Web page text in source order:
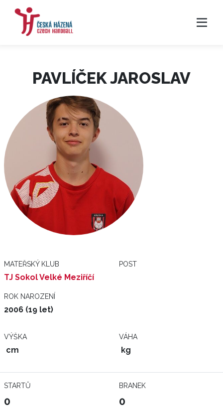
PAVLÍČEK JAROSLAV
MATEŘSKÝ KLUB
TJ Sokol Velké Meziříčí
POST
ROK NAROZENÍ
2006 (19 let)
VÝŠKA
cm
VÁHA
kg
STARTŮ
0
BRANEK
0